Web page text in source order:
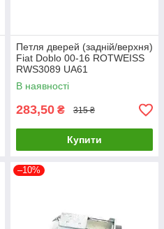
Петля дверей (задній/верхня)
Fiat Doblo 00-16 ROTWEISS
RWS3089 UA61
В наявності
283,50 ₴ 315 ₴
Купити
–10%